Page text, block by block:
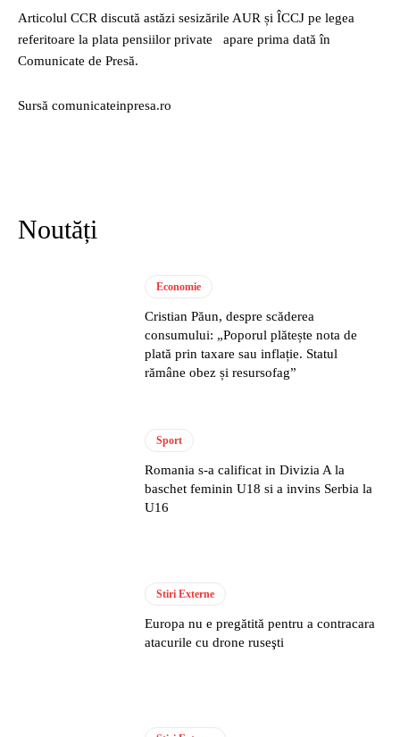
Articolul CCR discută astăzi sesizările AUR și ÎCCJ pe legea
referitoare la plata pensiilor private apare prima dată în
Comunicate de Presă.
Sursă comunicateinpresa.ro
Noutăți
Economie
Cristian Păun, despre scăderea
consumului: „Poporul plătește nota de
plată prin taxare sau inflație. Statul
rămâne obez și resursofag”
Sport
Romania s-a calificat in Divizia A la
baschet feminin U18 si a invins Serbia la
U16
Stiri Externe
Europa nu e pregătită pentru a contracara
atacurile cu drone ruseşti